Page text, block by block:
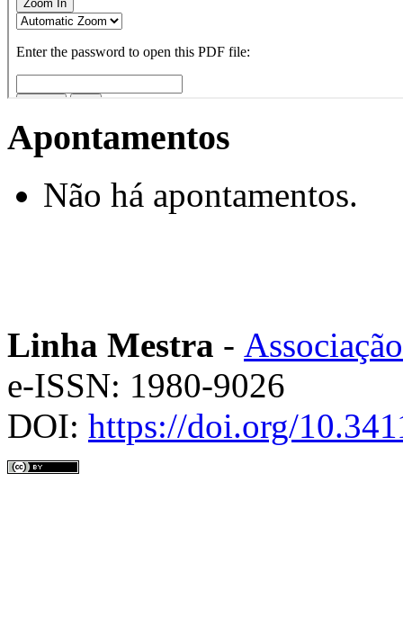
Apontamentos
Não há apontamentos.
Linha Mestra -
e-ISSN: 1980-9026
DOI: https://doi.org/